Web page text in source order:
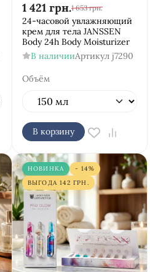
1 421 грн.1 653 грн.
24-часовой увлажняющий
крем для тела JANSSEN
Body 24h Body Moisturizer
В наличииАртикул j7290
Объём
В корзину
НОВИНКА
- 14%
ВЫГОДА142 ГРН.